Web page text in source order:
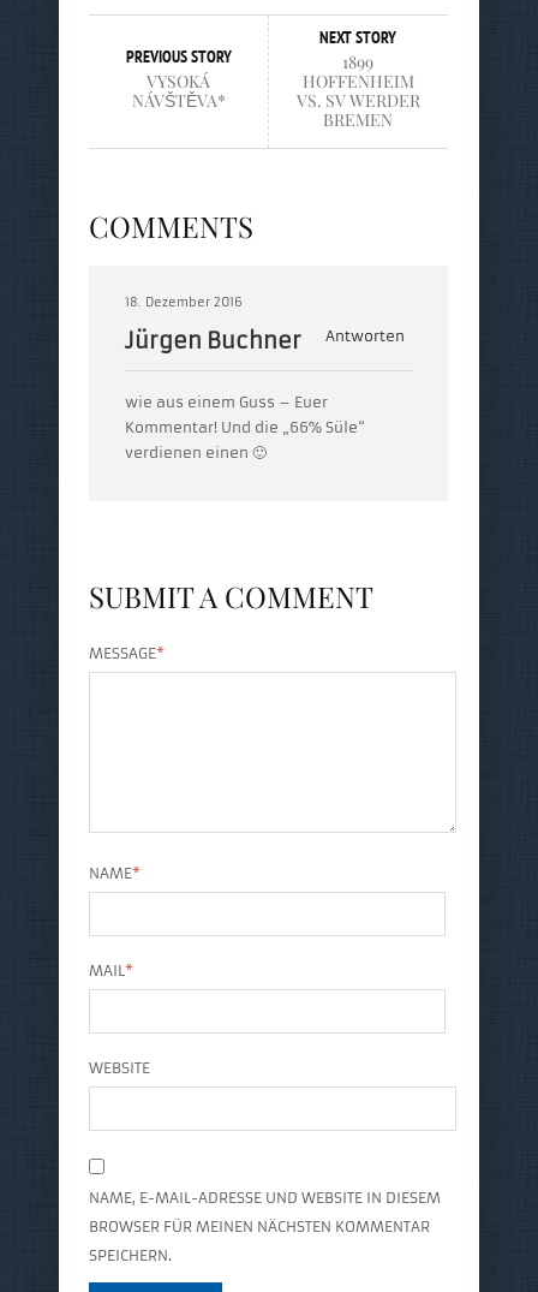
PREVIOUS STORY
VYSOKÁ
NÁVŠTĚVA*
NEXT STORY
1899
HOFFENHEIM
VS. SV WERDER
BREMEN
COMMENTS
18. Dezember 2016
Antworten
Jürgen Buchner
wie aus einem Guss – Euer
Kommentar! Und die „66% Süle“
verdienen einen 🙂
SUBMIT A COMMENT
MESSAGE*
NAME*
MAIL*
WEBSITE
NAME, E-MAIL-ADRESSE UND WEBSITE IN DIESEM
BROWSER FÜR MEINEN NÄCHSTEN KOMMENTAR
SPEICHERN.